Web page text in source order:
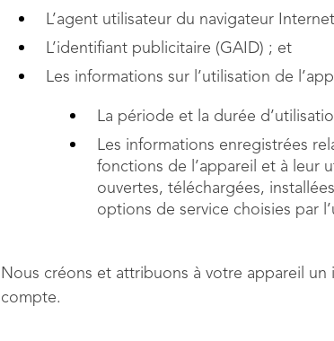
L’agent utilisateur du navigateur
L’identifiant publicitaire (GAID) ; et
Les informations sur l’utilisation de
La période et la durée
Les informations enregistrées
fonctions de l’appareil et à leur
ouvertes, téléchargées,
options de service choisies par
Nous créons et attribuons à votre appareil
compte.